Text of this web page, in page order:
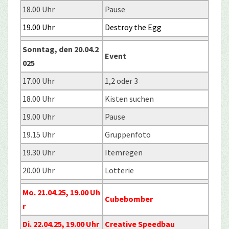
18.00 Uhr
Pause
19.00 Uhr
Destroy the Egg
Sonntag, den 20.04.2
025
Event
17.00 Uhr
1,2 oder 3
18.00 Uhr
Kisten suchen
19.00 Uhr
Pause
19.15 Uhr
Gruppenfoto
19.30 Uhr
Itemregen
20.00 Uhr
Lotterie
Mo. 21.04.25, 19.00 Uh
r
Cubebomber
Di. 22.04.25, 19.00 Uhr Creative Speedbau